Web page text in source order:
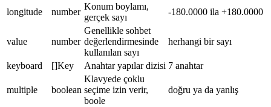
longitude number
Konum boylamı,
gerçek sayı
-180.0000 ila +180.0000
value number
Genellikle sohbet
değerlendirmesinde
kullanılan sayı
herhangi bir sayı
keyboard []Key Anahtar yapılar dizisi 7 anahtar
multiple boolean
Klavyede çoklu
seçime izin verir,
boole
doğru ya da yanlış